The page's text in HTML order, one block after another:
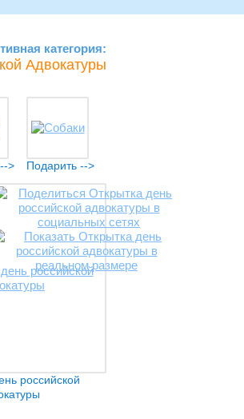
категория:
Адвокатуры
> Подарить -->
российской